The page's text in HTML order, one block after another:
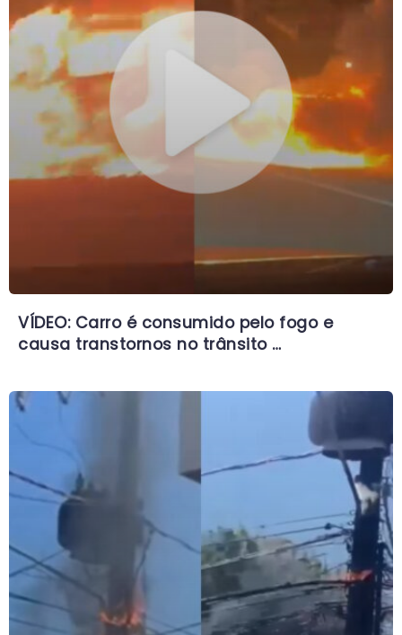
VÍDEO: Carro é consumido pelo fogo e
causa transtornos no trânsito …